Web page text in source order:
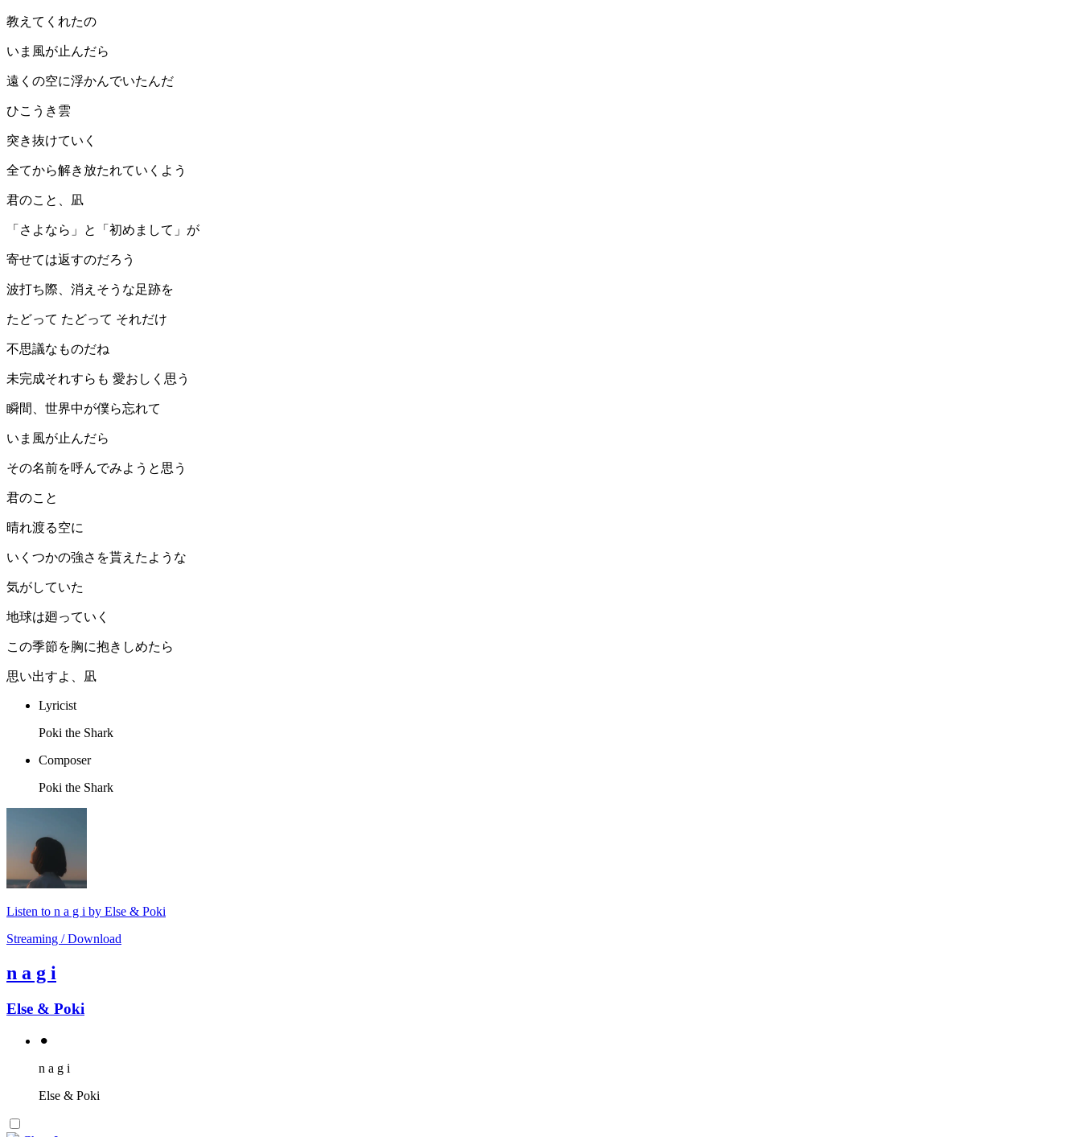
教えてくれたの
いま風が止んだら
遠くの空に浮かんでいたんだ
ひこうき雲
突き抜けていく
全てから解き放たれていくよう
君のこと、凪
「さよなら」と「初めまして」が
寄せては返すのだろう
波打ち際、消えそうな足跡を
たどって たどって それだけ
不思議なものだね
未完成それすらも 愛おしく思う
瞬間、世界中が僕ら忘れて
いま風が止んだら
その名前を呼んでみようと思う
君のこと
晴れ渡る空に
いくつかの強さを貰えたような
気がしていた
地球は廻っていく
この季節を胸に抱きしめたら
思い出すよ、凪
Lyricist
Poki the Shark
Composer
Poki the Shark
Listen to n a g i by Else & Poki
Streaming / Download
n a g i
Else & Poki
⚫︎
n a g i
Else & Poki